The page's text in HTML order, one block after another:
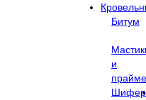
Битум
и
Шифер